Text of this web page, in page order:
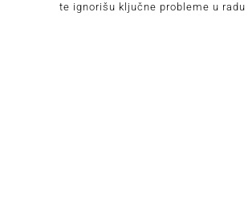
te ignorišu ključne probleme u